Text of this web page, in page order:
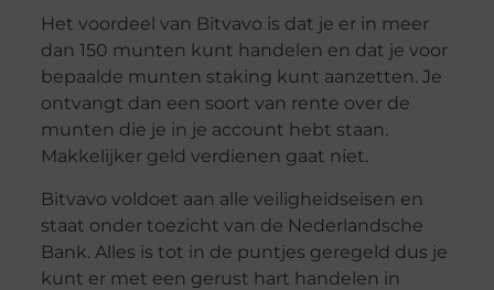
Het voordeel van Bitvavo is dat je er in meer
dan 150 munten kunt handelen en dat je voor
bepaalde munten staking kunt aanzetten. Je
ontvangt dan een soort van rente over de
munten die je in je account hebt staan.
Makkelijker geld verdienen gaat niet.
Bitvavo voldoet aan alle veiligheidseisen en
staat onder toezicht van de Nederlandsche
Bank. Alles is tot in de puntjes geregeld dus je
kunt er met een gerust hart handelen in